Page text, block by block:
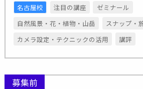
名古屋校 注目の講座
ゼミナール
自然風景・花・植物・山岳
スナップ・
カメラ設定・テクニックの活用
講評
募集前